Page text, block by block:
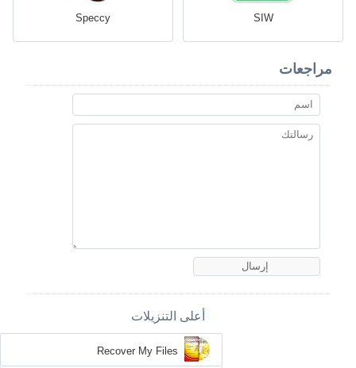
SIW
Speccy
مراجعات
أعلى التنزيلات
Recover My Files